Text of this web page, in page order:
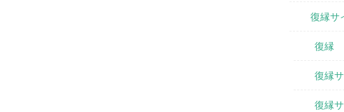
復縁サ
復縁
復縁
復縁